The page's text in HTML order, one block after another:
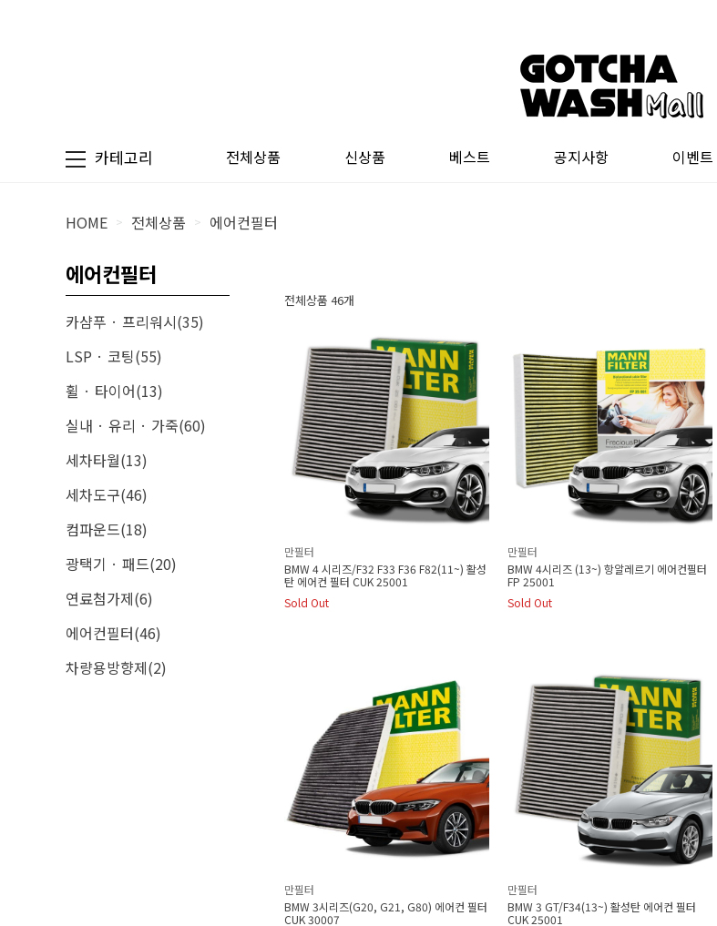
카테고리 전체상품 신상품 베스트 공지사항 이벤트
HOME > 전체상품 > 에어컨필터
에어컨필터
카샴푸 · 프리워시(35)
LSP · 코팅(55)
휠 · 타이어(13)
실내 · 유리 · 가죽(60)
세차타월(13)
세차도구(46)
컴파운드(18)
광택기 · 패드(20)
연료첨가제(6)
에어컨필터(46)
차량용방향제(2)
전체상품 46개
만필터
BMW 4 시리즈/F32 F33 F36 F82(11~) 활성
탄 에어컨 필터 CUK 25001
Sold Out
만필터
BMW 4시리즈 (13~) 항알레르기 에어컨필터
FP 25001
Sold Out
만필터
BMW 3시리즈(G20, G21, G80) 에어컨 필터
CUK 30007
만필터
BMW 3 GT/F34(13~) 활성탄 에어컨 필터
CUK 25001